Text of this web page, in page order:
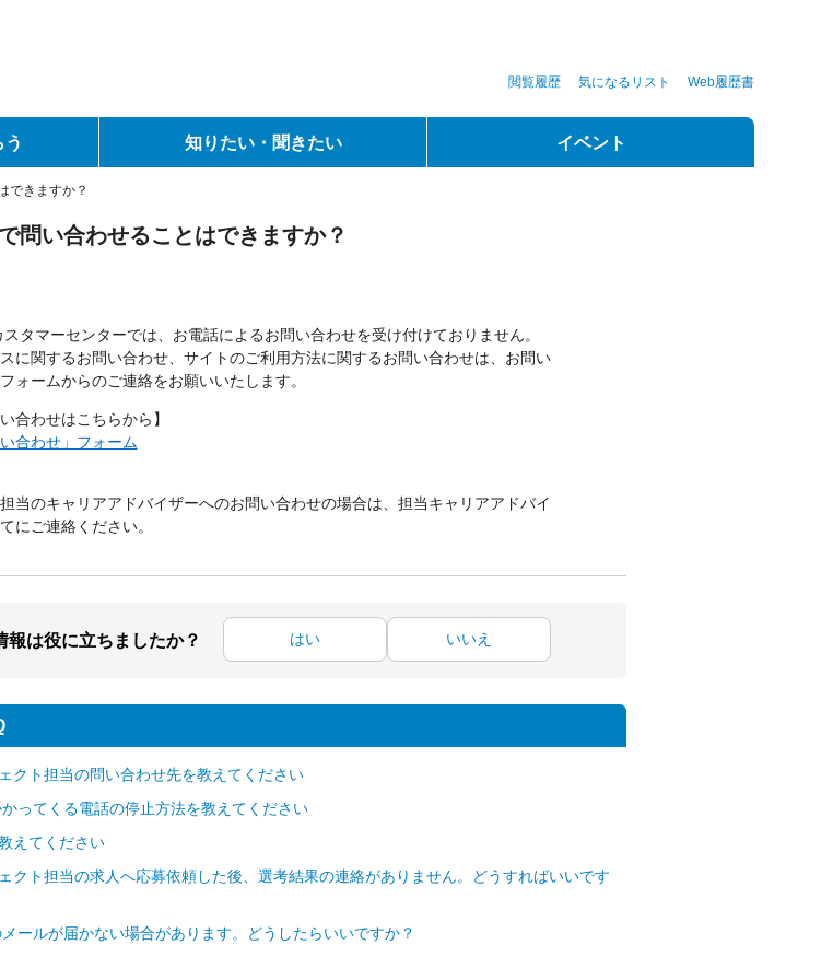
閲覧履歴 気になるリスト Web履歴書
知りたい・聞きたい イベント
できますか？
問い合わせることはできますか？
タマーセンターでは、お電話によるお問い合わせを受け付けておりません。
に関するお問い合わせ、サイトのご利用方法に関するお問い合わせは、お問い
ォームからのご連絡をお願いいたします。
い合わせはこちらから】
い合わせ」フォーム
当のキャリアアドバイザーへのお問い合わせの場合は、担当キャリアアドバイ
にご連絡ください。
報は役に立ちましたか？ はい いいえ
クト担当の問い合わせ先を教えてください
ってくる電話の停止方法を教えてください
えてください
クト担当の求人へ応募依頼した後、選考結果の連絡がありません。どうすればいいです
ールが届かない場合があります。どうしたらいいですか？